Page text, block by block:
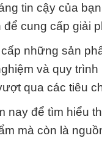
tin cậy của
cung cấp giải
những sản
và quy
qua các tiêu
nay để tìm hiểu
mà còn là